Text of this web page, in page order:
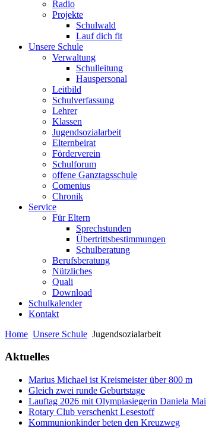
Radio
Projekte
Schulwald
Lauf dich fit
Unsere Schule
Verwaltung
Schulleitung
Hauspersonal
Leitbild
Schulverfassung
Lehrer
Klassen
Jugendsozialarbeit
Elternbeirat
Förderverein
Schulforum
offene Ganztagsschule
Comenius
Chronik
Service
Für Eltern
Sprechstunden
Übertrittsbestimmungen
Schulberatung
Berufsberatung
Nützliches
Quali
Download
Schulkalender
Kontakt
Home Unsere Schule Jugendsozialarbeit
Aktuelles
Marius Michael ist Kreismeister über 800 m
Gleich zwei runde Geburtstage
Lauftag 2026 mit Olympiasiegerin Daniela
Rotary Club verschenkt Lesestoff
Kommunionkinder beten den Kreuzweg